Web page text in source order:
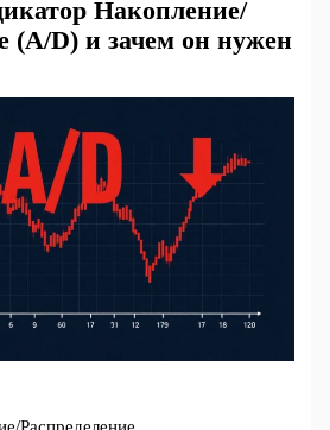
Накопление/
(A/D) и зачем он нужен
Распределение